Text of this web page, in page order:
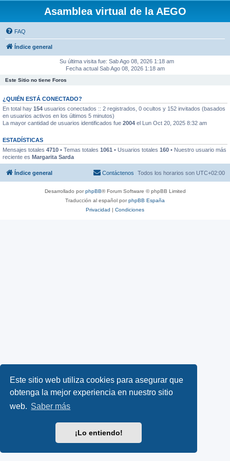
Este sitio web utiliza cookies para asegurar que
obtenga la mejor experiencia en nuestro sitio
web. Saber más
¡Lo entiendo!
Asamblea virtual de la AEGO
FAQ
Índice general
Su última visita fue: Sab Ago 08, 2026 1:18 am
Fecha actual Sab Ago 08, 2026 1:18 am
Este Sitio no tiene Foros
¿QUIÉN ESTÁ CONECTADO?
En total hay 154 usuarios conectados :: 2 registrados, 0 ocultos y 152 invitados (basados
en usuarios activos en los últimos 5 minutos)
La mayor cantidad de usuarios identificados fue 2004 el Lun Oct 20, 2025 8:32 am
ESTADÍSTICAS
Mensajes totales 4710 • Temas totales 1061 • Usuarios totales 160 • Nuestro usuario más
reciente es Margarita Sarda
Índice general Todos los horarios son UTC+02:00
Contáctenos
Desarrollado porphpBB® Forum Software © phpBB Limited
Traducción al español porphpBB España
Privacidad | Condiciones